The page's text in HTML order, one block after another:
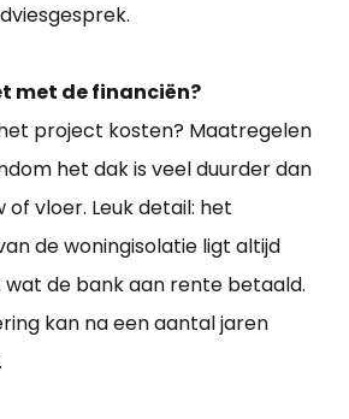
met de financiën?
project kosten? Maatregelen
het dak is veel duurder dan
of vloer. Leuk detail: het
de woningisolatie ligt altijd
wat de bank aan rente betaald.
kan na een aantal jaren